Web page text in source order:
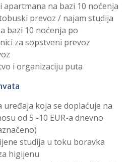
apartmana na bazi 10 noćenja
prevoz / najam studija
bazi 10 noćenja po
za sopstveni prevoz
i organizaciju puta
koja se doplaćuje na
od 5 -10 EUR-a dnevno
studija u toku boravka
higijenu